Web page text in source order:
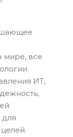
мире, все
ИТ,
для